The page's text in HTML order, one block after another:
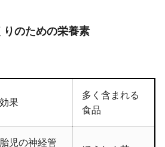
のための栄養素
効果
多く含まれる
食品
胎児の神経管